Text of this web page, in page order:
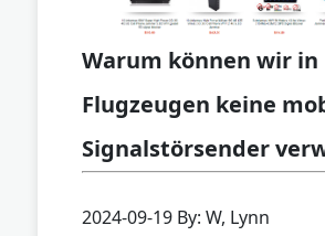
Warum können wir in
Flugzeugen keine
Signalstörsender
2024-09-19 By: W, Lynn